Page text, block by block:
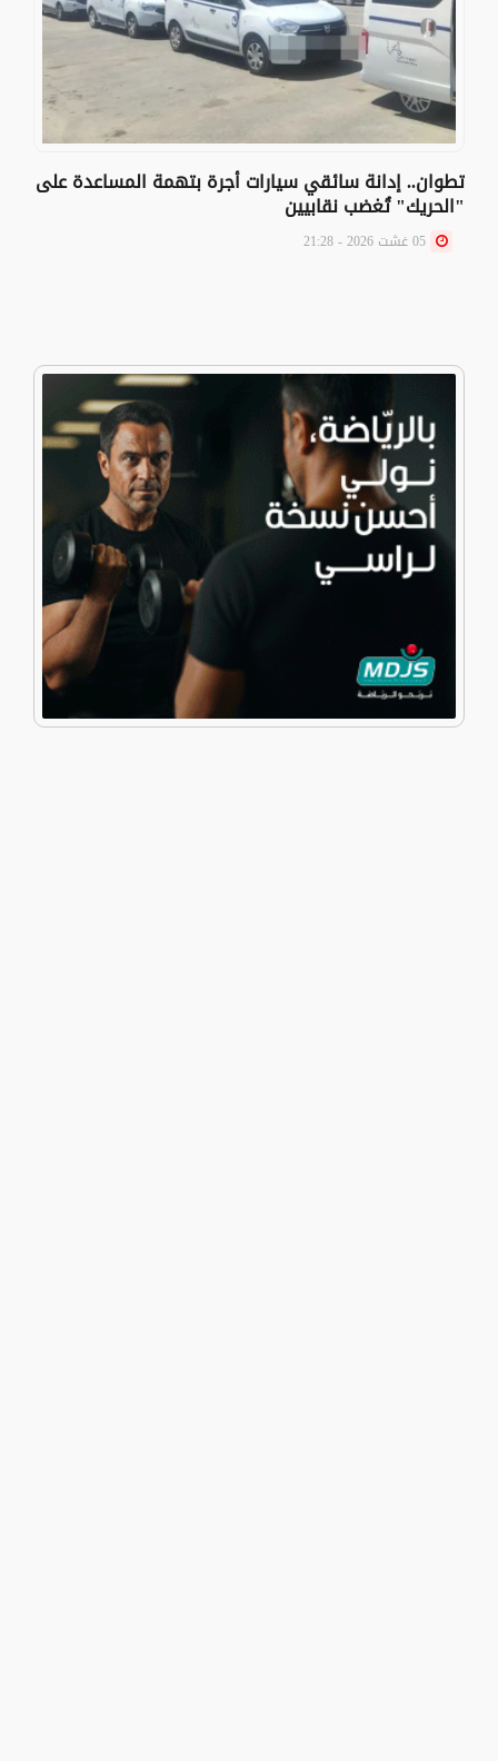
تطوان.. إدانة سائقي سيارات أجرة بتهمة المساعدة على
"الحريك" تُغضب نقابيين